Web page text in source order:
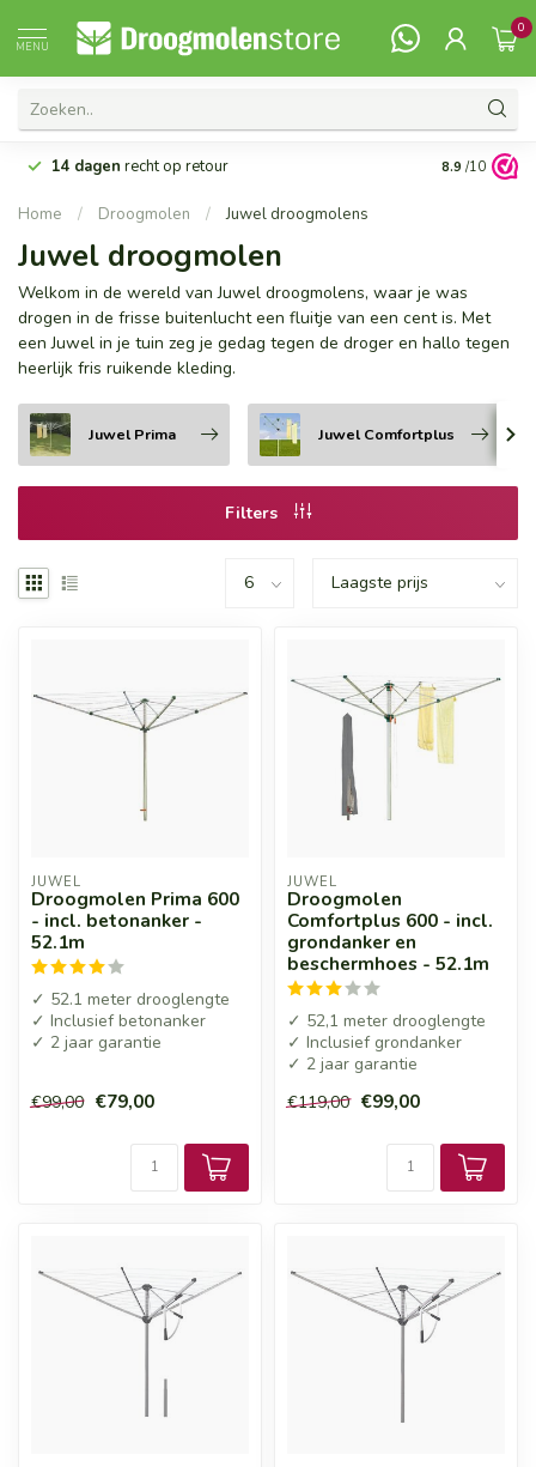
MENU
0
14 dagen recht op retour Vanaf 99,-
8.9 /10
Home / Droogmolen / Juwel droogmolens
Juwel droogmolen
Welkom in de wereld van Juwel droogmolens, waar je was
drogen in de frisse buitenlucht een fluitje van een cent is. Met
een Juwel in je tuin zeg je gedag tegen de droger en hallo tegen
heerlijk fris ruikende kleding.
Juwel Prima Juwel Comfortplus
Filters
JUWEL
Droogmolen Prima 600
- incl. betonanker -
52.1m
✓ 52.1 meter drooglengte
✓ Inclusief betonanker
✓ 2 jaar garantie
€99,00 €79,00
JUWEL
Droogmolen
Comfortplus 600 - incl.
grondanker en
beschermhoes - 52.1m
✓ 52,1 meter drooglengte
✓ Inclusief grondanker
✓ 2 jaar garantie
€119,00 €99,00